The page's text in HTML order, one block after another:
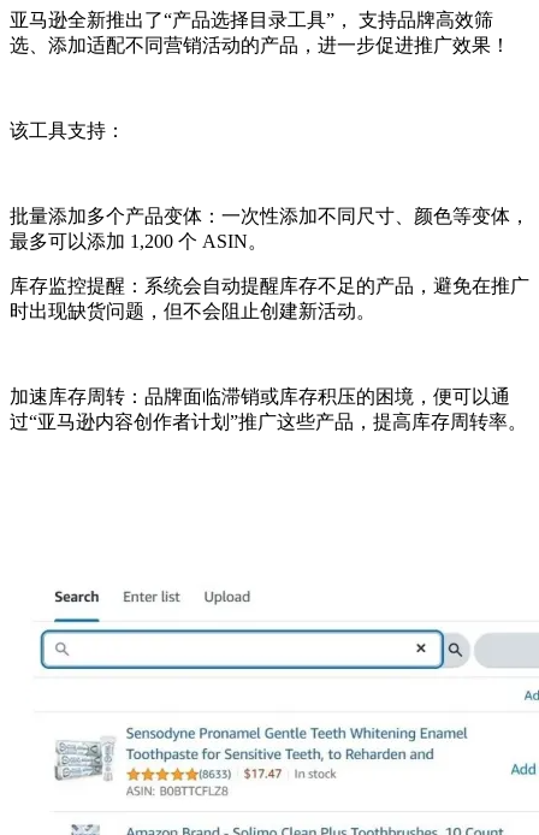
亚马逊全新推出了“产品选择目录工具”， 支持品牌高效筛
选、添加适配不同营销活动的产品，进一步促进推广效果！
该工具支持：
批量添加多个产品变体：一次性添加不同尺寸、颜色等变体，
最多可以添加 1,200 个 ASIN。
库存监控提醒：系统会自动提醒库存不足的产品，避免在推广
时出现缺货问题，但不会阻止创建新活动。
加速库存周转：品牌面临滞销或库存积压的困境，便可以通
过“亚马逊内容创作者计划”推广这些产品，提高库存周转率。